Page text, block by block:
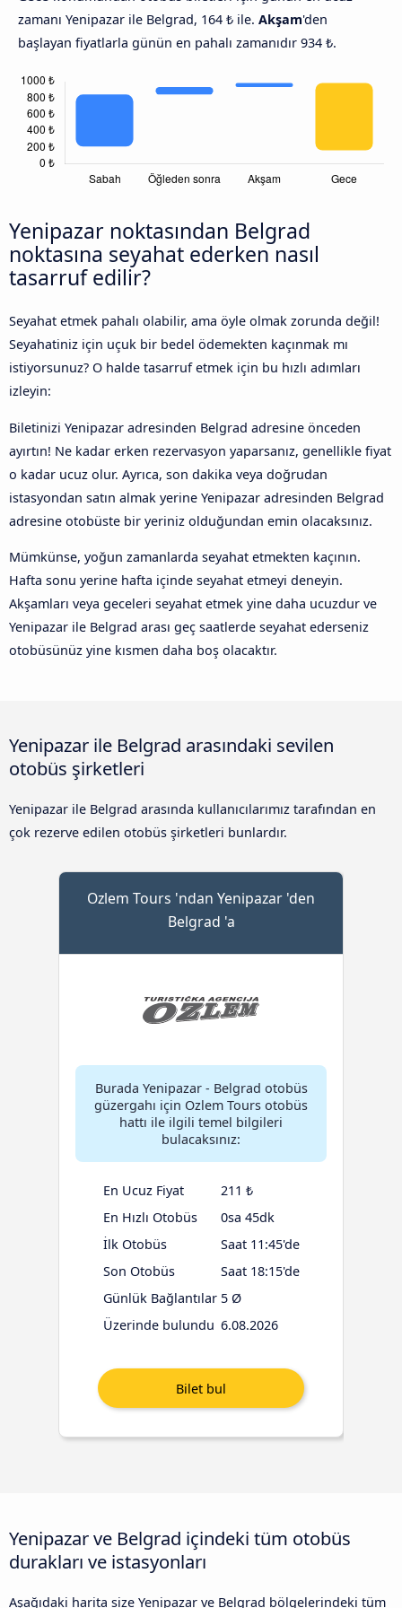
zamanı Yenipazar ile Belgrad, 164 ₺ ile. Akşam'den
başlayan fiyatlarla günün en pahalı zamanıdır 934 ₺.
Yenipazar noktasından Belgrad
noktasına seyahat ederken nasıl
tasarruf edilir?
Seyahat etmek pahalı olabilir, ama öyle olmak zorunda değil!
Seyahatiniz için uçuk bir bedel ödemekten kaçınmak mı
istiyorsunuz? O halde tasarruf etmek için bu hızlı adımları
izleyin:
Biletinizi Yenipazar adresinden Belgrad adresine önceden
ayırtın! Ne kadar erken rezervasyon yaparsanız, genellikle fiyat
o kadar ucuz olur. Ayrıca, son dakika veya doğrudan
istasyondan satın almak yerine Yenipazar adresinden Belgrad
adresine otobüste bir yeriniz olduğundan emin olacaksınız.
Mümkünse, yoğun zamanlarda seyahat etmekten kaçının.
Hafta sonu yerine hafta içinde seyahat etmeyi deneyin.
Akşamları veya geceleri seyahat etmek yine daha ucuzdur ve
Yenipazar ile Belgrad arası geç saatlerde seyahat ederseniz
otobüsünüz yine kısmen daha boş olacaktır.
Yenipazar ile Belgrad arasındaki sevilen
otobüs şirketleri
Yenipazar ile Belgrad arasında kullanıcılarımız tarafından en
çok rezerve edilen otobüs şirketleri bunlardır.
Ozlem Tours 'ndan Yenipazar 'den
Belgrad 'a
Burada Yenipazar - Belgrad otobüs
güzergahı için Ozlem Tours otobüs
hattı ile ilgili temel bilgileri
bulacaksınız:
En Ucuz Fiyat
211 ₺
En Hızlı Otobüs
0sa 45dk
İlk Otobüs
Saat 11:45'de
Son Otobüs
Saat 18:15'de
Günlük Bağlantılar 5 Ø
Üzerinde bulundu 6.08.2026
Yenipazar ve Belgrad içindeki tüm otobüs
durakları ve istasyonları
Aşağıdaki harita size Yenipazar ve Belgrad bölgelerindeki tüm